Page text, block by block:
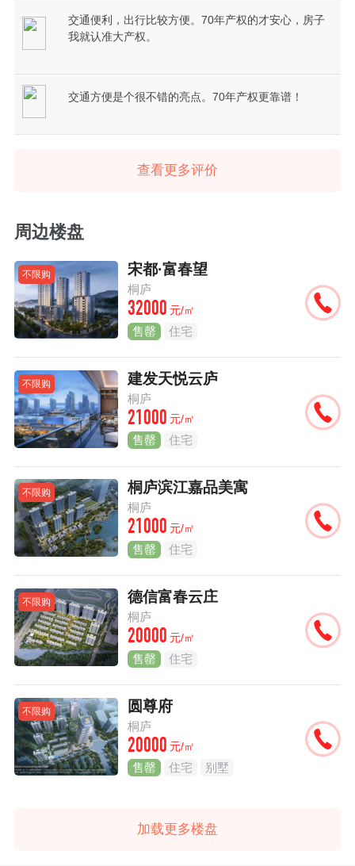
交通便利，出行比较方便。70年产权的才安心，房子
我就认准大产权。
交通方便是个很不错的亮点。70年产权更靠谱！
查看更多评价
周边楼盘
不限购 宋都·富春望
桐庐
32000 元/㎡
售罄 住宅
不限购 建发天悦云庐
桐庐
21000 元/㎡
售罄 住宅
不限购 桐庐滨江嘉品美寓
桐庐
21000 元/㎡
售罄 住宅
不限购 德信富春云庄
桐庐
20000 元/㎡
售罄 住宅
不限购 圆尊府
桐庐
20000 元/㎡
售罄 住宅 别墅
加载更多楼盘